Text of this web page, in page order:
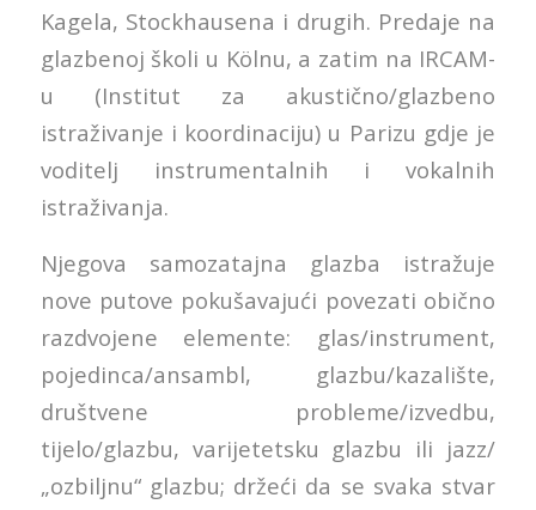
Kagela, Stockhausena i drugih. Predaje na
glazbenoj školi u Kölnu, a zatim na IRCAM-
u (Institut za akustično/glazbeno
istraživanje i koordinaciju) u Parizu gdje je
voditelj instrumentalnih i vokalnih
istraživanja.
Njegova samozatajna glazba istražuje
nove putove pokušavajući povezati obično
razdvojene elemente: glas/instrument,
pojedinca/ansambl, glazbu/kazalište,
društvene probleme/izvedbu,
tijelo/glazbu, varijetetsku glazbu ili jazz/
„ozbiljnu“ glazbu; držeći da se svaka stvar